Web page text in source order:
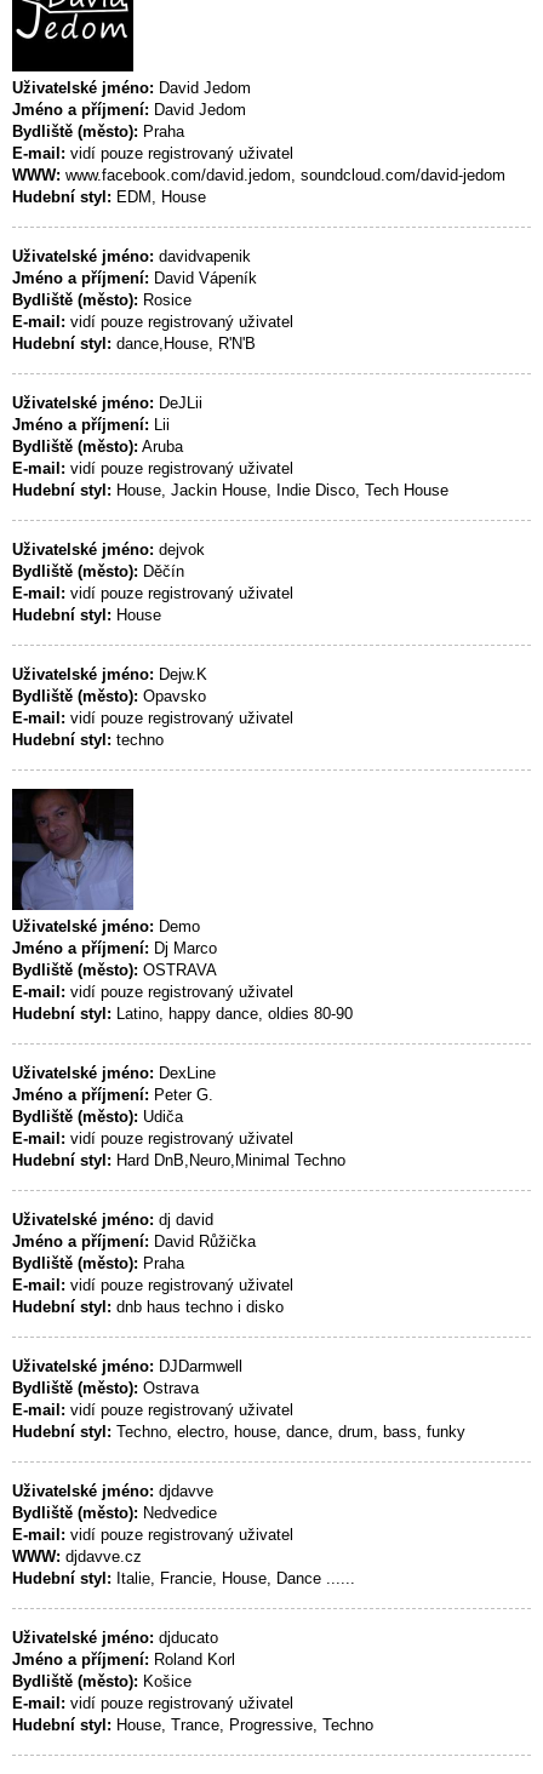
Uživatelské jméno: David Jedom
Jméno a příjmení: David Jedom
Bydliště (město): Praha
E-mail: vidí pouze registrovaný uživatel
WWW: www.facebook.com/david.jedom, soundcloud.com/david-jedom
Hudební styl: EDM, House
Uživatelské jméno: davidvapenik
Jméno a příjmení: David Vápeník
Bydliště (město): Rosice
E-mail: vidí pouze registrovaný uživatel
Hudební styl: dance,House, R'N'B
Uživatelské jméno: DeJLii
Jméno a příjmení: Lii
Bydliště (město): Aruba
E-mail: vidí pouze registrovaný uživatel
Hudební styl: House, Jackin House, Indie Disco, Tech House
Uživatelské jméno: dejvok
Bydliště (město): Děčín
E-mail: vidí pouze registrovaný uživatel
Hudební styl: House
Uživatelské jméno: Dejw.K
Bydliště (město): Opavsko
E-mail: vidí pouze registrovaný uživatel
Hudební styl: techno
Uživatelské jméno: Demo
Jméno a příjmení: Dj Marco
Bydliště (město): OSTRAVA
E-mail: vidí pouze registrovaný uživatel
Hudební styl: Latino, happy dance, oldies 80-90
Uživatelské jméno: DexLine
Jméno a příjmení: Peter G.
Bydliště (město): Udiča
E-mail: vidí pouze registrovaný uživatel
Hudební styl: Hard DnB,Neuro,Minimal Techno
Uživatelské jméno: dj david
Jméno a příjmení: David Růžička
Bydliště (město): Praha
E-mail: vidí pouze registrovaný uživatel
Hudební styl: dnb haus techno i disko
Uživatelské jméno: DJDarmwell
Bydliště (město): Ostrava
E-mail: vidí pouze registrovaný uživatel
Hudební styl: Techno, electro, house, dance, drum, bass, funky
Uživatelské jméno: djdavve
Bydliště (město): Nedvedice
E-mail: vidí pouze registrovaný uživatel
WWW: djdavve.cz
Hudební styl: Italie, Francie, House, Dance ......
Uživatelské jméno: djducato
Jméno a příjmení: Roland Korl
Bydliště (město): Košice
E-mail: vidí pouze registrovaný uživatel
Hudební styl: House, Trance, Progressive, Techno